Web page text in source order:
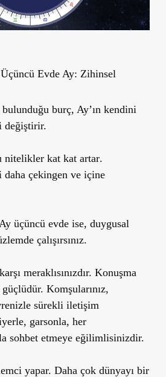
Evde Ay: Zihinsel
bulunduğu burç, Ay’ın kendini
değiştirir.
nitelikler kat kat artar.
daha çekingen ve içine
Ay üçüncü evdeise, duygusal
çalışırsınız.
meraklısınızdır. Konuşma
Komşularınız,
sürekli iletişim
garsonla, her
sohbet etmeye eğilimlisinizdir.
yapar. Daha çok dünyayı bir